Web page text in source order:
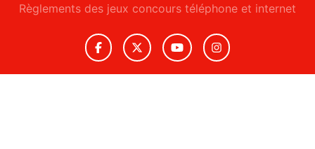
Règlements des jeux concours téléphone et internet